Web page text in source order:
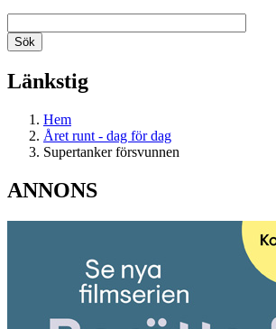
Länkstig
Hem
Året runt - dag för dag
Supertanker försvunnen
ANNONS